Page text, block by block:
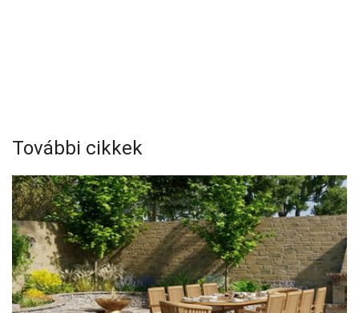
További cikkek